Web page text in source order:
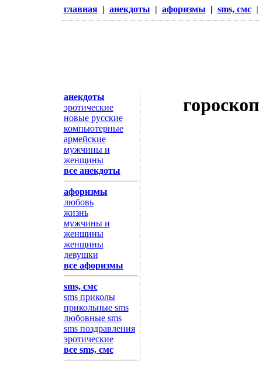
главная| анекдоты | афоризмы | sms, смс
анекдоты
эротические
новые русские
компьютерные
армейские
мужчины и
женщины
все анекдоты
афоризмы
любовь
жизнь
мужчины и
женщины
женщины
девушки
все афоризмы
sms, смс
sms приколы
прикольные sms
любовные sms
sms поздравления
эротические
все sms, смс